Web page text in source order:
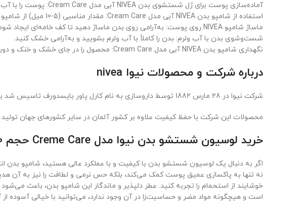
آماده‌سازی پوست برای ژل شستشوی بدن NIVEA آبی مدل Cream Care: پوست را با آب ولرم خیس کنید.
استفاده از شامپو بدن NIVEA آبی مدل Cream Care: مقدار مناسبی (5-10 میل) از شامپو را روی لیف یا دست ریخته و کف ایجاد کنید.
ماساژ شامپو NIVEA روی پوست: به‌آرامی روی بدن ماساژ دهید تا کف خامه‌ای ایجاد شود.
شست‌وشوی بدن با آب ولرم: بدن را کاملاً با آب ولرم بشویید و به‌آرامی خشک کنید.
نگهداری شامپو بدن NIVEA آبی مدل Cream Care: محصول را در جای خشک و خنک و دور از نور مستقیم خورشید نگهداری کنید.
درباره شرکت و محصولات نیوا nivea
شرکت نیوا در 28 مارس 1882 توسط داروسازی به نام کارل پاور بایسدورف تاسیس شد با نام شرک بایسدورف در حوزه آرایشی و بهداشتی صورت و بدن فعالیت دارد
محصولات این شرکت با حفظ کیفیت علاوه بر کشور آلمان در سایر کشورهای جهان تولید شده و به بیش از
خرید لوسیون شستشو بدن نیوا مدل Creme Care حجم 750
نه تنها به پاکسازی عمیق پوست کمک می‌کند، بلکه حس نرمی و لطافت را نیز به آن
خوشایند از استحمام را تجربه کنید. عطر دلپذیر و ماندگار این شامپو بدن، باعث
است و هیچگونه مواد مضر و حساسیت‌زا در آن وجود ندارد، می‌توانید با خیالی آسوده از